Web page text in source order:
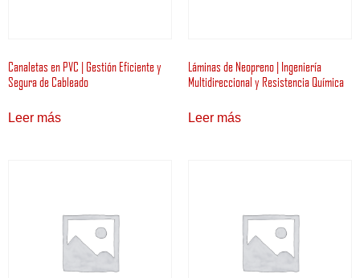
Canaletas en PVC | Gestión Eficiente y
Segura de Cableado
Leer más
Láminas de Neopreno | Ingeniería
Multidireccional y Resistencia Química
Leer más